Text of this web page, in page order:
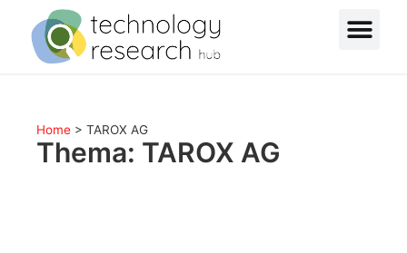
Home > TAROX AG
Thema: TAROX AG